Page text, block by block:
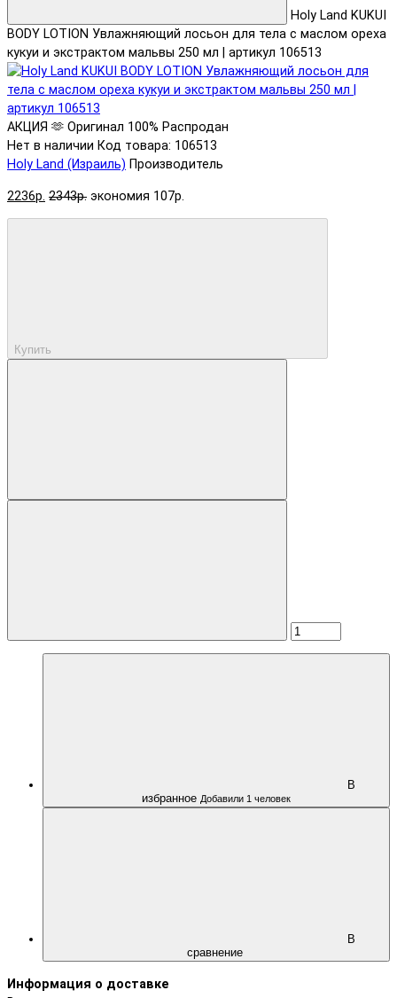
Holy Land KUKUI
BODY LOTION Увлажняющий лосьон для тела с маслом ореха
кукуи и экстрактом мальвы 250 мл | артикул 106513
АКЦИЯ 🫶 Оригинал 100% Распродан
Нет в наличии Код товара: 106513
Holy Land (Израиль) Производитель
2236р. 2343р. экономия 107р.
Купить
В
избранное Добавили 1 человек
В
сравнение
Информация о доставке